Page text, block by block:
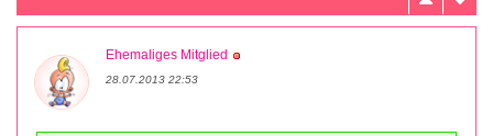
Ehemaliges Mitglied
28.07.2013 22:53